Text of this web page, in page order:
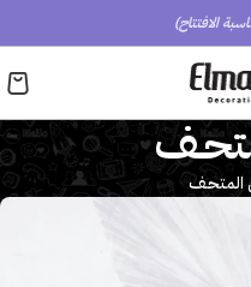
الافتتاح)
المتحـف